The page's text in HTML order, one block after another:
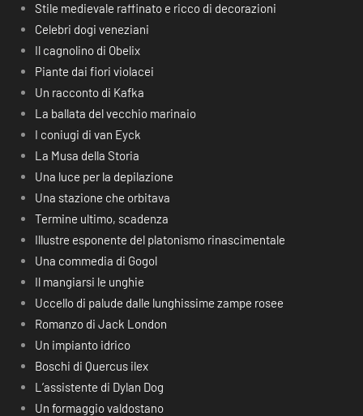
Stile medievale raffinato e ricco di decorazioni
Celebri dogi veneziani
Il cagnolino di Obelix
Piante dai fiori violacei
Un racconto di Kafka
La ballata del vecchio marinaio
I coniugi di van Eyck
La Musa della Storia
Una luce per la depilazione
Una stazione che orbitava
Termine ultimo, scadenza
Illustre esponente del platonismo rinascimentale
Una commedia di Gogol
Il mangiarsi le unghie
Uccello di palude dalle lunghissime zampe rosee
Romanzo di Jack London
Un impianto idrico
Boschi di Quercus ilex
L’assistente di Dylan Dog
Un formaggio valdostano